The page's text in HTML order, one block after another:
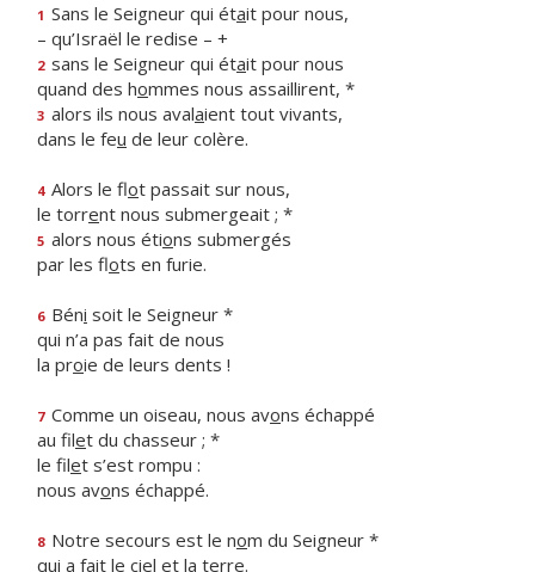
1 Sans le Seigneur qui était pour nous,
– qu’Israël le redise – +
2 sans le Seigneur qui était pour nous
quand des hommes nous assaillirent, *
3 alors ils nous avalaient tout vivants,
dans le feu de leur colère.
4 Alors le flot passait sur nous,
le torrent nous submergeait ; *
5 alors nous étions submergés
par les flots en furie.
6 Béni soit le Seigneur *
qui n’a pas fait de nous
la proie de leurs dents !
7 Comme un oiseau, nous avons échappé
au filet du chasseur ; *
le filet s’est rompu :
nous avons échappé.
8 Notre secours est le nom du Seigneur *
qui a fait le ciel et la terre.